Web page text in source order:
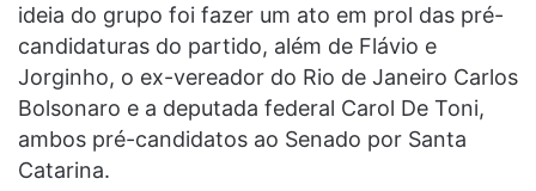
ideia do grupo foi fazer um ato em prol das pré-
candidaturas do partido, além de Flávio e
Jorginho, o ex-vereador do Rio de Janeiro Carlos
Bolsonaro e a deputada federal Carol De Toni,
ambos pré-candidatos ao Senado por Santa
Catarina.